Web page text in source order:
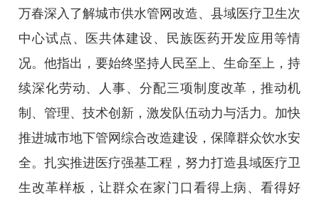
万春深入了解城市供水管网改造、县域医疗卫生次
中心试点、医共体建设、民族医药开发应用等情
况。他指出，要始终坚持人民至上、生命至上，持
续深化劳动、人事、分配三项制度改革，推动机
制、管理、技术创新，激发队伍动力与活力。加快
推进城市地下管网综合改造建设，保障群众饮水安
全。扎实推进医疗强基工程，努力打造县域医疗卫
生改革样板，让群众在家门口看得上病、看得好